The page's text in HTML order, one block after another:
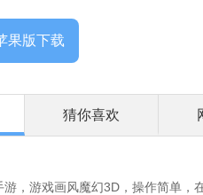
果版下载
猜你喜欢
游戏画风魔幻3D，操作简单，